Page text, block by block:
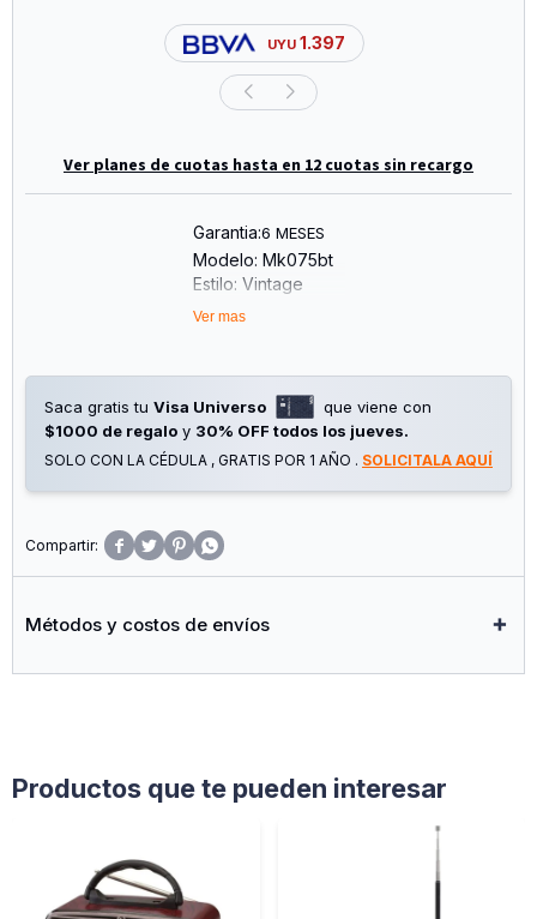
UYU 1.397
Ver planes de cuotas hasta en 12 cuotas sin recargo
Garantia:6 MESES
Modelo: Mk075bt
Estilo: Vintage
Luces Led
Am/Fm/Sw
Ver mas
Saca gratis tu Visa Universo
que viene con
$1000 de regalo y 30% OFF todos los jueves.
SOLO CON LA CÉDULA , GRATIS POR 1 AÑO . SOLICITALA AQUÍ
   
Métodos y costos de envíos
Productos que te pueden interesar